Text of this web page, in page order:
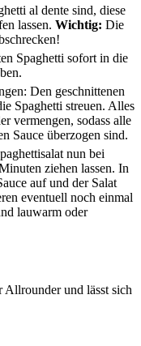
al dente sind, diese
lassen. Wichtig: Die
Spaghetti sofort in die
Den geschnittenen
Spaghetti streuen. Alles
vermengen, sodass alle
Sauce überzogen sind.
nun bei
ziehen lassen. In
auf und der Salat
eventuell noch einmal
lauwarm oder
Allrounder und lässt sich